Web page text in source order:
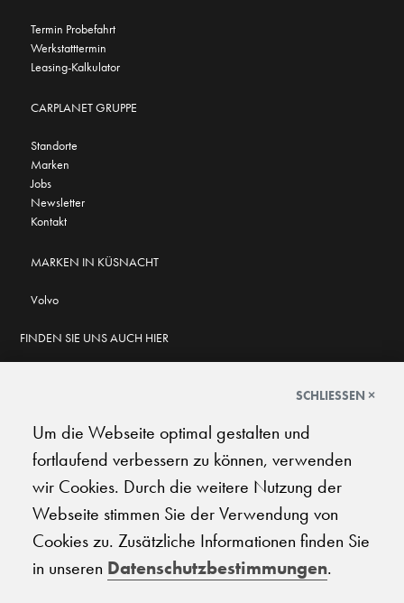
Termin Probefahrt
Werkstatttermin
Leasing-Kalkulator
CARPLANET GRUPPE
Standorte
Marken
Jobs
Newsletter
Kontakt
MARKEN IN KÜSNACHT
Volvo
FINDEN SIE UNS AUCH HIER
4.6 ★★★★★
★★★★★
© 2026 Carplanet Galliker
SCHLIESSEN ×
Um die Webseite optimal gestalten und
fortlaufend verbessern zu können, verwenden
wir Cookies. Durch die weitere Nutzung der
Webseite stimmen Sie der Verwendung von
Cookies zu. Zusätzliche Informationen finden Sie
in unseren Datenschutzbestimmungen.